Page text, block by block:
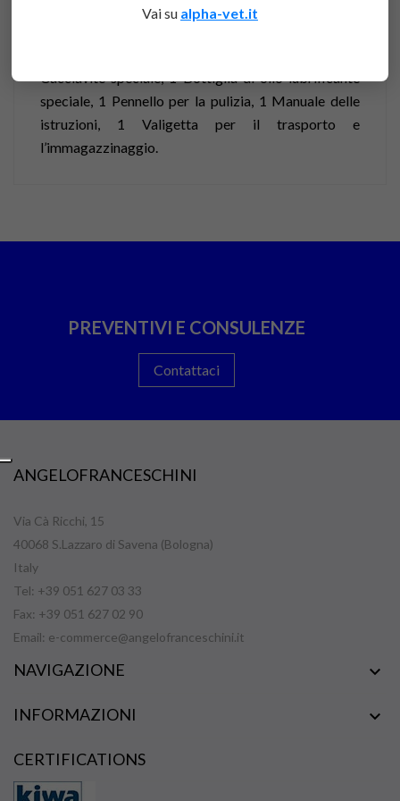
Cacciavite speciale, 1 Bottiglia di olio lubrificante
speciale, 1 Pennello per la pulizia, 1 Manuale delle
istruzioni, 1 Valigetta per il trasporto e
l’immagazzinaggio.
PREVENTIVI E CONSULENZE
Contattaci
ANGELOFRANCESCHINI
Via Cà Ricchi, 15
40068 S.Lazzaro di Savena (Bologna)
Italy
Tel: +39 051 627 03 33
Fax: +39 051 627 02 90
Email: e-commerce@angelofranceschini.it
NAVIGAZIONE 
INFORMAZIONI 
CERTIFICATIONS
Vai su alpha-vet.it